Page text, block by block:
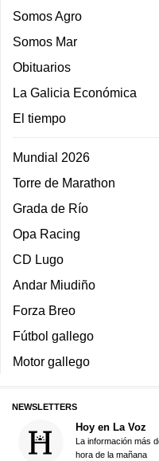
Somos Agro
Somos Mar
Obituarios
La Galicia Económica
El tiempo
Mundial 2026
Torre de Marathon
Grada de Río
Opa Racing
CD Lugo
Andar Miudiño
Forza Breo
Fútbol gallego
Motor gallego
NEWSLETTERS
Hoy en La Voz
La información más
hora de la mañana